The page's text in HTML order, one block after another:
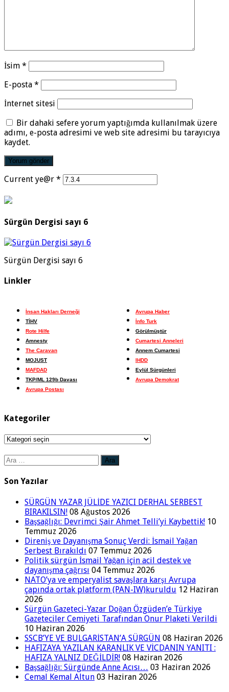
İsim *
E-posta *
İnternet sitesi
Bir dahaki sefere yorum yaptığımda kullanılmak üzere
adımı, e-posta adresimi ve web site adresimi bu tarayıcıya
kaydet.
Current ye@r *
Sürgün Dergisi sayı 6
Sürgün Dergisi sayı 6
Linkler
İnsan Hakları Derneği
TİHV
Rote Hilfe
Amnesty
The Caravan
MOJUST
MAFDAD
TKP/ML 129b Davası
Avrupa Postası
Avrupa Haber
İnfo Turk
Görülmüştür
Cumartesi Anneleri
Annem Cumartesi
IHDD
Eylül Sürgünleri
Avrupa Demokrat
Kategoriler
Kategoriler
Arama:
Son Yazılar
SÜRGÜN YAZAR JÜLİDE YAZICI DERHAL SERBEST
BIRAKILSIN! 08 Ağustos 2026
Başsağlığı: Devrimci Şair Ahmet Telli’yi Kaybettik! 10
Temmuz 2026
Direniş ve Dayanışma Sonuç Verdi: İsmail Yağan
Serbest Bırakıldı 07 Temmuz 2026
Politik sürgün İsmail Yağan için acil destek ve
dayanışma çağrısı 04 Temmuz 2026
NATO’ya ve emperyalist savaşlara karşı Avrupa
çapında ortak platform (PAN-IW)kuruldu 12 Haziran
2026
Sürgün Gazeteci-Yazar Doğan Özgüden’e Türkiye
Gazeteciler Cemiyeti Tarafından Onur Plaketi Verildi
10 Haziran 2026
SSCB’YE VE BULGARİSTAN’A SÜRGÜN 08 Haziran 2026
HAFIZAYA YAZILAN KARANLIK VE VİCDANIN YANITI :
HAFIZA YALNIZ DEĞİLDİR! 08 Haziran 2026
Başsağlığı: Sürgünde Anne Acısı… 03 Haziran 2026
Cemal Kemal Altun 03 Haziran 2026